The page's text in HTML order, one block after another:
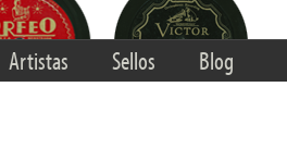
Artistas Sellos Blog